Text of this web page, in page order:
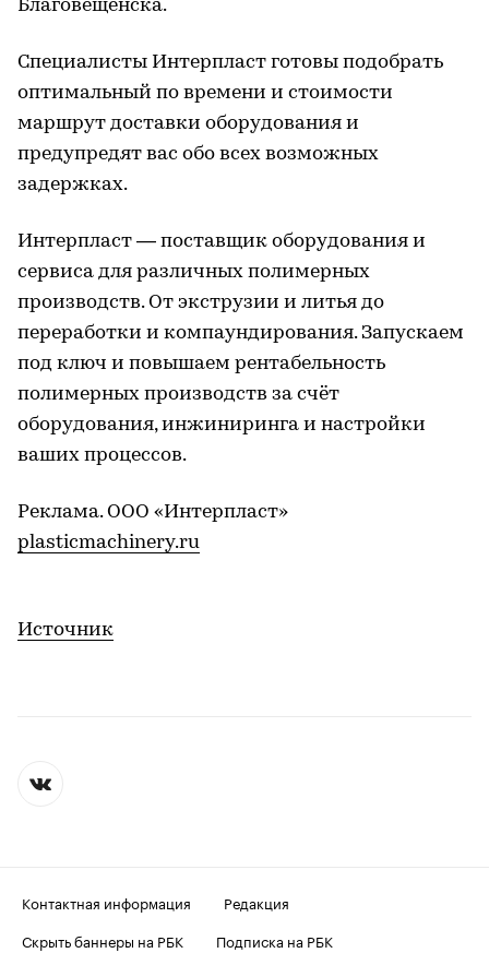
Благовещенска.
Специалисты Интерпласт готовы подобрать
оптимальный по времени и стоимости
маршрут доставки оборудования и
предупредят вас обо всех возможных
задержках.
Интерпласт — поставщик оборудования и
сервиса для различных полимерных
производств. От экструзии и литья до
переработки и компаундирования. Запускаем
под ключ и повышаем рентабельность
полимерных производств за счёт
оборудования, инжиниринга и настройки
ваших процессов.
Реклама. ООО «Интерпласт»
plasticmachinery.ru
Источник
Контактная информация
Редакция
Скрыть баннеры на РБК
Подписка на РБК